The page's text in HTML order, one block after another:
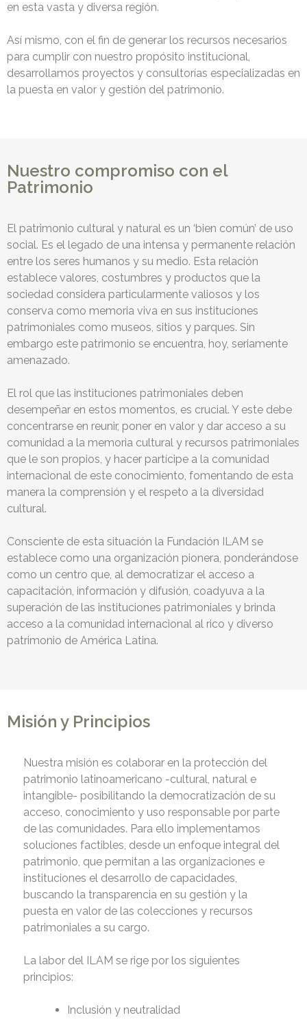
en esta vasta y diversa región.
Así mismo, con el fin de generar los recursos necesarios
para cumplir con nuestro propósito institucional,
desarrollamos proyectos y consultorías especializadas en
la puesta en valor y gestión del patrimonio.
Nuestro compromiso con el
Patrimonio
El patrimonio cultural y natural es un ‘bien común’ de uso
social. Es el legado de una intensa y permanente relación
entre los seres humanos y su medio. Esta relación
establece valores, costumbres y productos que la
sociedad considera particularmente valiosos y los
conserva como memoria viva en sus instituciones
patrimoniales como museos, sitios y parques. Sin
embargo este patrimonio se encuentra, hoy, seriamente
amenazado.
El rol que las instituciones patrimoniales deben
desempeñar en estos momentos, es crucial. Y este debe
concentrarse en reunir, poner en valor y dar acceso a su
comunidad a la memoria cultural y recursos patrimoniales
que le son propios, y hacer partícipe a la comunidad
internacional de este conocimiento, fomentando de esta
manera la comprensión y el respeto a la diversidad
cultural.
Consciente de esta situación la Fundación ILAM se
establece como una organización pionera, ponderándose
como un centro que, al democratizar el acceso a
capacitación, información y difusión, coadyuva a la
superación de las instituciones patrimoniales y brinda
acceso a la comunidad internacional al rico y diverso
patrimonio de América Latina.
Misión y Principios
Nuestra misión es colaborar en la protección del
patrimonio latinoamericano -cultural, natural e
intangible- posibilitando la democratización de su
acceso, conocimiento y uso responsable por parte
de las comunidades. Para ello implementamos
soluciones factibles, desde un enfoque integral del
patrimonio, que permitan a las organizaciones e
instituciones el desarrollo de capacidades,
buscando la transparencia en su gestión y la
puesta en valor de las colecciones y recursos
patrimoniales a su cargo.
La labor del ILAM se rige por los siguientes
principios:
Inclusión y neutralidad